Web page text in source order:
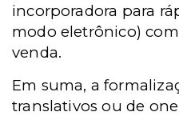
incorporadora para
modo eletrônico)
venda.
Em suma, a
translativos ou de